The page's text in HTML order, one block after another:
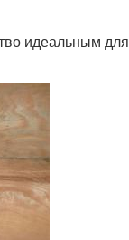
идеальным для